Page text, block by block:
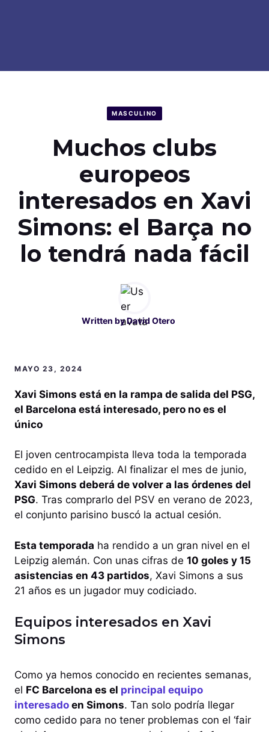
MASCULINO
Muchos clubs
europeos
interesados en Xavi
Simons: el Barça no
lo tendrá nada fácil
Written byDavid Otero
MAYO 23, 2024
Xavi Simons está en la rampa de salida del PSG,
el Barcelona está interesado, pero no es el
único
El joven centrocampista lleva toda la temporada
cedido en el Leipzig. Al finalizar el mes de junio,
Xavi Simons deberá de volver a las órdenes del
PSG. Tras comprarlo del PSV en verano de 2023,
el conjunto parisino buscó la actual cesión.
Esta temporada ha rendido a un gran nivel en el
Leipzig alemán. Con unas cifras de 10 goles y 15
asistencias en 43 partidos, Xavi Simons a sus
21 años es un jugador muy codiciado.
Equipos interesados en Xavi
Simons
Como ya hemos conocido en recientes semanas,
el FC Barcelona es el principal equipo
interesado en Simons. Tan solo podría llegar
como cedido para no tener problemas con el ‘fair